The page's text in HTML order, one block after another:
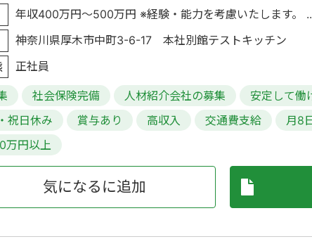
年収400万円～500万円 ※経験・能力を考慮いたします。
神奈川県厚木市中町3-6-17 本社別館テストキッチン
正社員
社会保険完備 人材紹介会社の募集 安定して働
祝日休み
賞与あり 高収入 交通費支給 月8
万円以上
気になるに追加